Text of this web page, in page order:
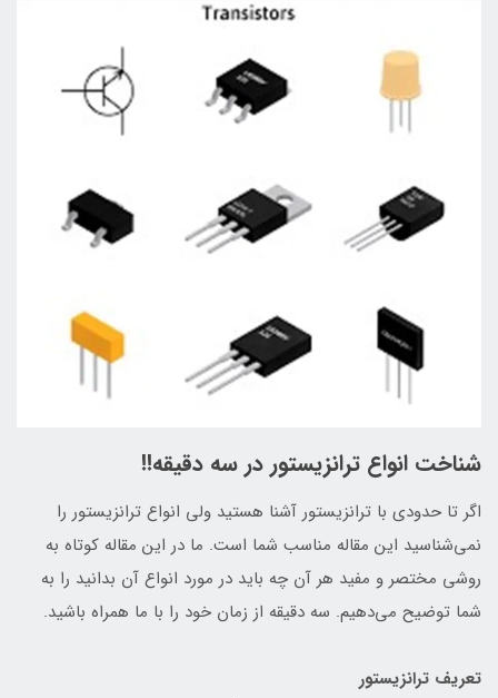
شناخت انواع ترانزیستور در سه دقیقه!!
اگر تا حدودی با ترانزیستور آشنا هستید ولی انواع ترانزیستور را
نمی‌شناسید این مقاله مناسب شما است. ما در این مقاله کوتاه به
روشی مختصر و مفید هر آن چه باید در مورد انواع آن بدانید را به
شما توضیح می‌دهیم. سه دقیقه از زمان خود را با ما همراه باشید.
تعریف ترانزیستور